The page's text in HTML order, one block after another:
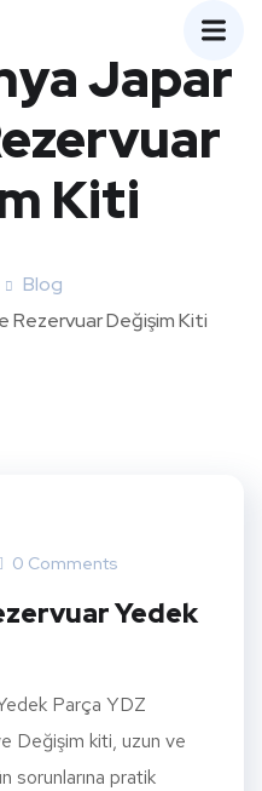
Japar
Kiti
Blog
Rezervuar Değişim Kiti
0 Comments
Yedek
Parça YDZ
Değişim kiti, uzun ve
sorunlarına pratik